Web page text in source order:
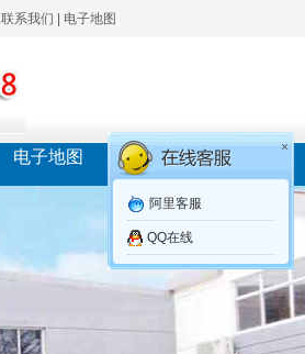
联系我们 电子地图
电子地图 ×
阿里客服
QQ在线